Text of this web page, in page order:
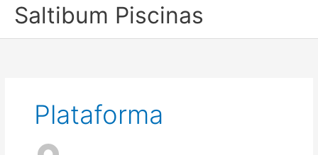
Saltibum Piscinas
Plataforma